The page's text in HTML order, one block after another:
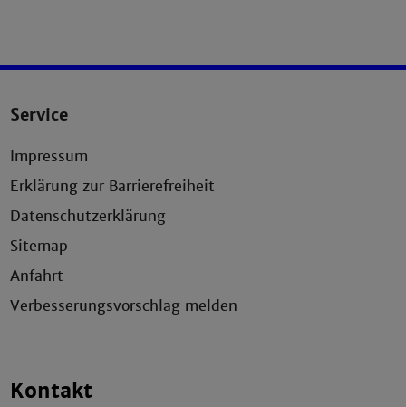
Service
Impressum
Erklärung zur Barrierefreiheit
Datenschutzerklärung
Sitemap
Anfahrt
Verbesserungsvorschlag melden
Kontakt